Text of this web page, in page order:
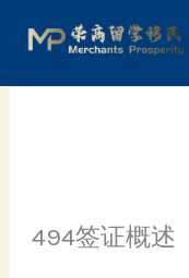
content
494签证概述